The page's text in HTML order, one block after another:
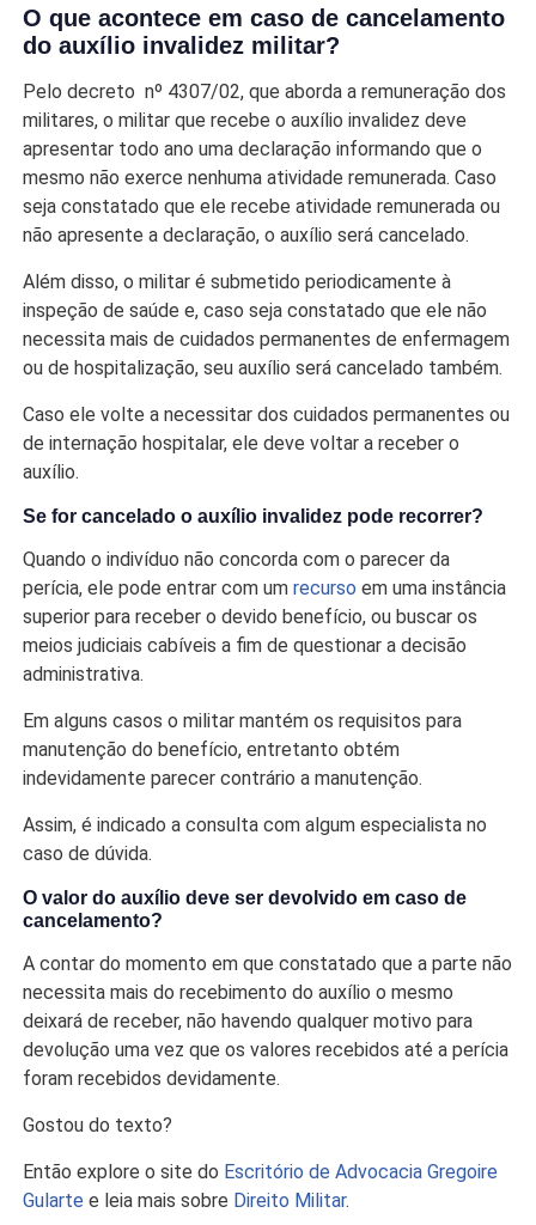
O que acontece em caso de cancelamento
do auxílio invalidez militar?
Pelo decreto nº 4307/02, que aborda a remuneração dos
militares, o militar que recebe o auxílio invalidez deve
apresentar todo ano uma declaração informando que o
mesmo não exerce nenhuma atividade remunerada. Caso
seja constatado que ele recebe atividade remunerada ou
não apresente a declaração, o auxílio será cancelado.
Além disso, o militar é submetido periodicamente à
inspeção de saúde e, caso seja constatado que ele não
necessita mais de cuidados permanentes de enfermagem
ou de hospitalização, seu auxílio será cancelado também.
Caso ele volte a necessitar dos cuidados permanentes ou
de internação hospitalar, ele deve voltar a receber o
auxílio.
Se for cancelado o auxílio invalidez pode recorrer?
Quando o indivíduo não concorda com o parecer da
perícia, ele pode entrar com umrecursoem uma instância
superior para receber o devido benefício, ou buscar os
meios judiciais cabíveis a fim de questionar a decisão
administrativa.
Em alguns casos o militar mantém os requisitos para
manutenção do benefício, entretanto obtém
indevidamente parecer contrário a manutenção.
Assim, é indicado a consulta com algum especialista no
caso de dúvida.
O valor do auxílio deve ser devolvido em caso de
cancelamento?
A contar do momento em que constatado que a parte não
necessita mais do recebimento do auxílio o mesmo
deixará de receber, não havendo qualquer motivo para
devolução uma vez que os valores recebidos até a perícia
foram recebidos devidamente.
Gostou do texto?
Então explore o site do Escritório de Advocacia Gregoire
Gularte e leia mais sobre Direito Militar.